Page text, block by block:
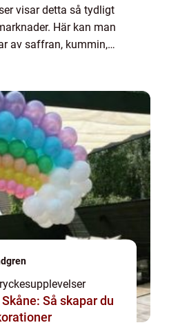
visar detta så tydligt
Här kan man
av saffran, kummin,
Så skapar du